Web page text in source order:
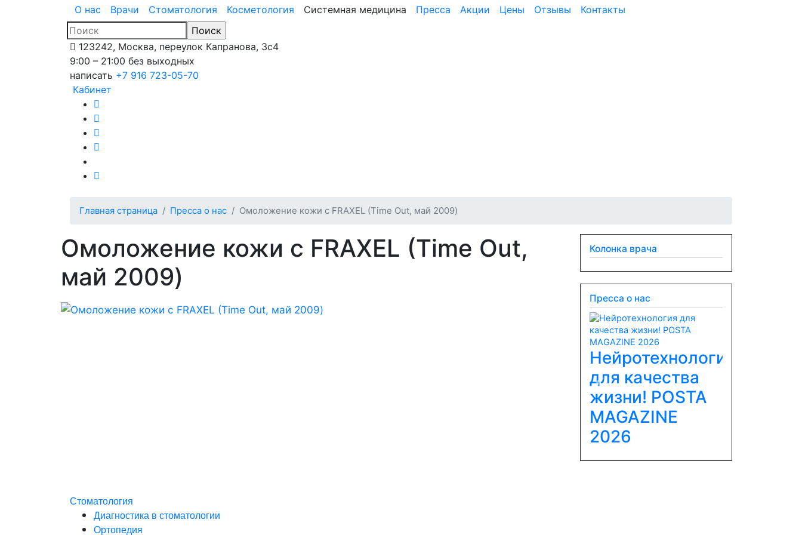
О нас
Врачи Стоматология Косметология Системная медицина Пресса Акции Цены Отзывы Контакты
123242, Москва, переулок Капранова, 3с4
9:00 – 21:00 без выходных
написать +7 916 723-05-70
Кабинет
Главная страница Пресса о нас Омоложение кожи с FRAXEL (Time Out, май 2009)
Омоложение кожи с FRAXEL (Time Out,
май 2009)
Колонка врача
Пресса о нас
Нейротехнология
для качества
жизни! POSTA
MAGAZINE
2026
Previous
Стоматология
Диагностика в стоматологии
Ортопедия